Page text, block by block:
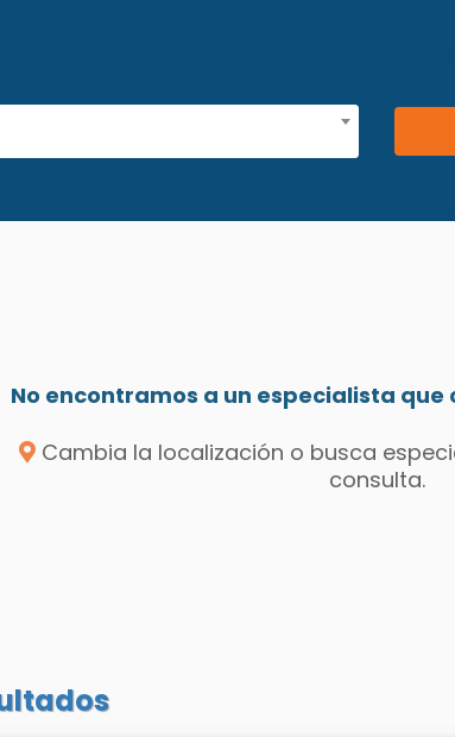
No encontramos a un especialista
Cambia la localización o busca
consulta.